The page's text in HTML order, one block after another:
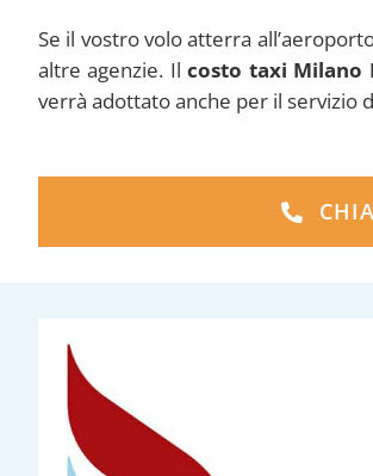
Se il vostro volo atterra
altre agenzie. Ilcosto taxi Milano
verrà adottato anche per il servizio